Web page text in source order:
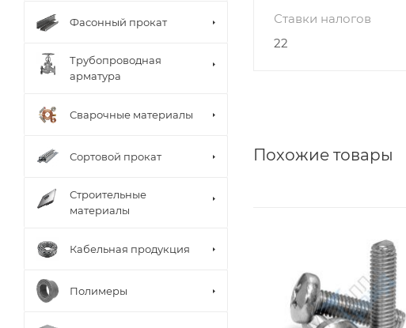
Ставки налогов
22
Похожие товары
Фасонный прокат
Трубопроводная
арматура
Сварочные материалы
Сортовой прокат
Строительные
материалы
Кабельная продукция
Полимеры